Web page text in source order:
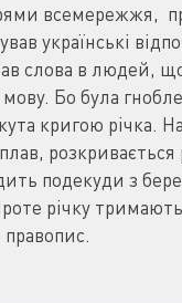
всемережжя,
українські
слова в людей,
Бо була
кригою рiчка.
розкривається
подекуди з
рiчку